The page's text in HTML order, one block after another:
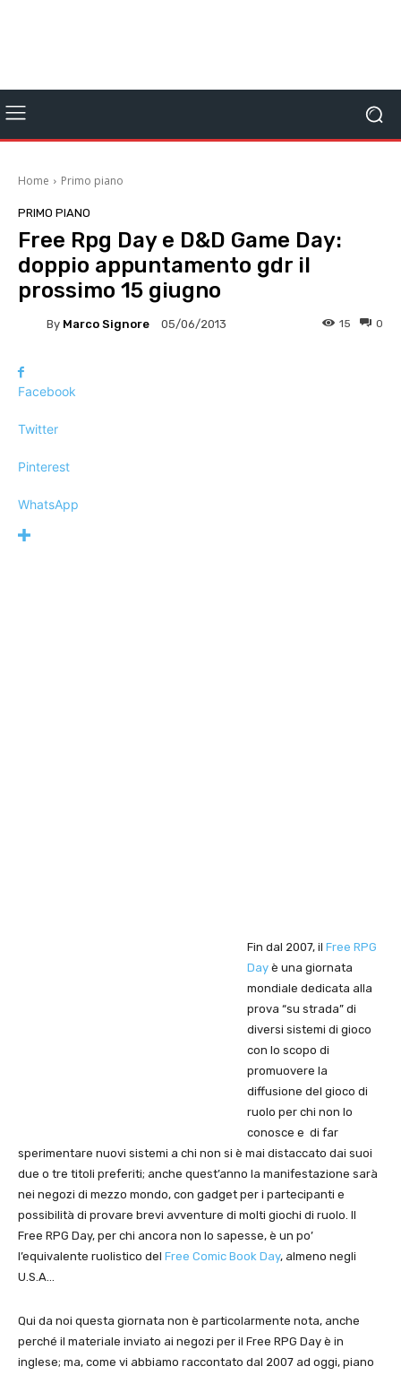
Home Primo piano
PRIMO PIANO
Free Rpg Day e D&D Game Day:
doppio appuntamento gdr il
prossimo 15 giugno
By Marco Signore 05/06/2013 0
15
Facebook
Twitter
Pinterest
WhatsApp
Fin dal 2007, il Free RPG
Day è una giornata
mondiale dedicata alla
prova “su strada” di
diversi sistemi di gioco
con lo scopo di
promuovere la
diffusione del gioco di
ruolo per chi non lo
conosce e di far
sperimentare nuovi sistemi a chi non si è mai distaccato dai suoi
due o tre titoli preferiti; anche quest’anno la manifestazione sarà
nei negozi di mezzo mondo, con gadget per i partecipanti e
possibilità di provare brevi avventure di molti giochi di ruolo. Il
Free RPG Day, per chi ancora non lo sapesse, è un po’
l’equivalente ruolistico del Free Comic Book Day, almeno negli
U.S.A…
Qui da noi questa giornata non è particolarmente nota, anche
perché il materiale inviato ai negozi per il Free RPG Day è in
inglese; ma, come vi abbiamo raccontato dal 2007 ad oggi, piano